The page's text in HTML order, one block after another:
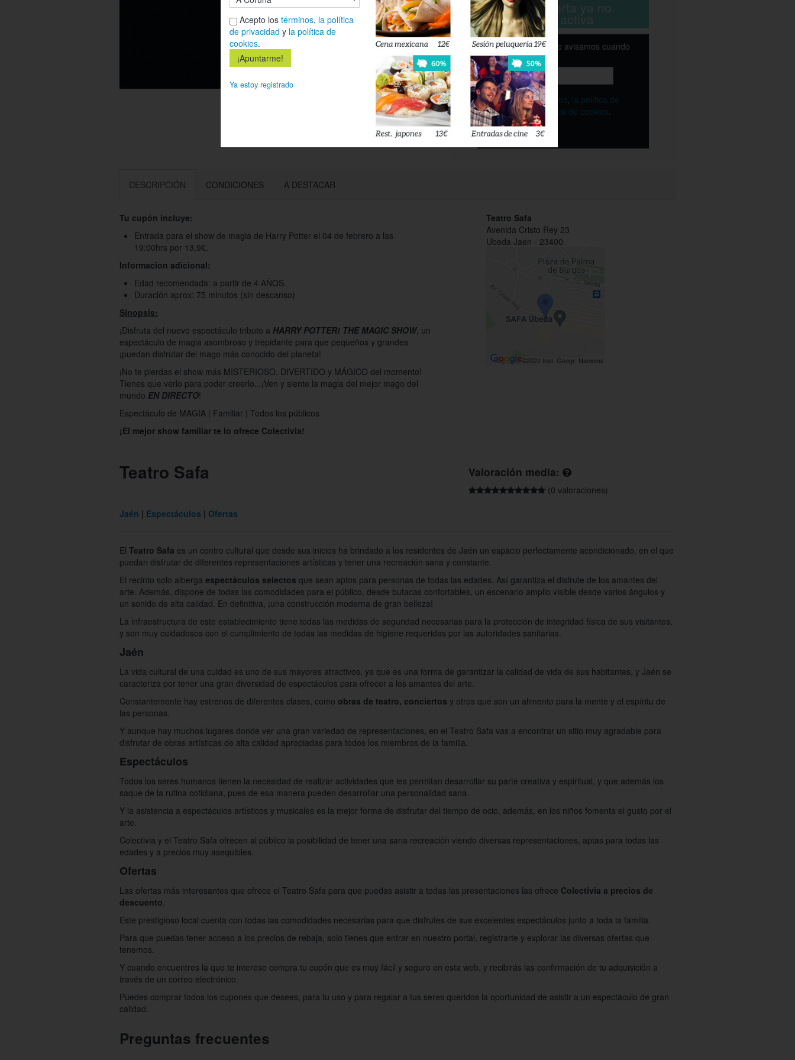
Esta oferta ya no
está activa
Déjanos tu email y te avisamos cuando
esté disponible
Acepto lostérminos, la política de
privacidadyla política de cookies.
DESCRIPCIÓN CONDICIONES A DESTACAR
Tu cupón incluye:
Entrada para el show de magia de Harry Potter el 04 de febrero a las
19:00hrs por 13,9€.
Informacion adicional:
Edad recomendada: a partir de 4 AÑOS.
Duración aprox: 75 minutos (sin descanso)
Sinopsis:
¡Disfruta del nuevo espectáculo tributo a HARRY POTTER! THE MAGIC SHOW, un
espectáculo de magia asombroso y trepidante para que pequeños y grandes
¡puedan disfrutar del mago más conocido del planeta!
¡No te pierdas el show más MISTERIOSO, DIVERTIDO y MÁGICO del momento!
Tienes que verlo para poder creerlo...¡Ven y siente la magia del mejor mago del
mundo EN DIRECTO!
Espectáculo de MAGIA | Familiar | Todos los públicos
¡El mejor show familiar te lo ofrece Colectivia!
Teatro Safa
Avenida Cristo Rey 23
Ubeda Jaen - 23400
Teatro Safa Valoración media:
(0 valoraciones)
Jaén
Espectáculos Ofertas
El Teatro Safa es un centro cultural que desde sus inicios ha brindado a los residentes de Jaén un espacio perfectamente acondicionado, en el que
puedan disfrutar de diferentes representaciones artísticas y tener una recreación sana y constante.
El recinto solo alberga espectáculos selectos que sean aptos para personas de todas las edades. Así garantiza el disfrute de los amantes del
arte. Además, dispone de todas las comodidades para el público, desde butacas confortables, un escenario amplio visible desde varios ángulos y
un sonido de alta calidad. En definitiva, ¡una construcción moderna de gran belleza!
La infraestructura de este establecimiento tiene todas las medidas de seguridad necesarias para la protección de integridad física de sus visitantes,
y son muy cuidadosos con el cumplimiento de todas las medidas de higiene requeridas por las autoridades sanitarias.
Jaén
La vida cultural de una cuidad es uno de sus mayores atractivos, ya que es una forma de garantizar la calidad de vida de sus habitantes, y Jaén se
caracteriza por tener una gran diversidad de espectáculos para ofrecer a los amantes del arte.
Constantemente hay estrenos de diferentes clases, como obras de teatro, conciertos y otros que son un alimento para la mente y el espíritu de
las personas.
Y aunque hay muchos lugares donde ver una gran variedad de representaciones, en el Teatro Safa vas a encontrar un sitio muy agradable para
disfrutar de obras artísticas de alta calidad apropiadas para todos los miembros de la familia.
Espectáculos
Todos los seres humanos tienen la necesidad de realizar actividades que les permitan desarrollar su parte creativa y espiritual, y que además los
saque de la rutina cotidiana, pues de esa manera pueden desarrollar una personalidad sana.
Y la asistencia a espectáculos artísticos y musicales es la mejor forma de disfrutar del tiempo de ocio, además, en los niños fomenta el gusto por el
arte.
Colectivia y el Teatro Safa ofrecen al público la posibilidad de tener una sana recreación viendo diversas representaciones, aptas para todas las
edades y a precios muy asequibles.
Ofertas
Las ofertas más interesantes que ofrece el Teatro Safa para que puedas asistir a todas las presentaciones las ofrece Colectivia a precios de
descuento.
Este prestigioso local cuenta con todas las comodidades necesarias para que disfrutes de sus excelentes espectáculos junto a toda la familia.
Para que puedas tener acceso a los precios de rebaja, solo tienes que entrar en nuestro portal, registrarte y explorar las diversas ofertas que
tenemos.
Y cuando encuentres la que te interese compra tu cupón que es muy fácil y seguro en esta web, y recibirás las confirmación de tu adquisición a
través de un correo electrónico.
Puedes comprar todos los cupones que desees, para tu uso y para regalar a tus seres queridos la oportunidad de asistir a un espectáculo de gran
calidad.
Preguntas frecuentes
Acepto los términos, la política
de privacidad y la política de
cookies.
Ya estoy registrado